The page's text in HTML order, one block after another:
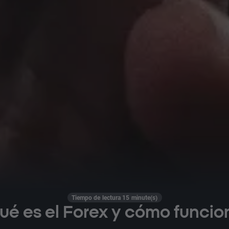
Tiempo de lectura 15 minute(s)
es el Forex y cómo